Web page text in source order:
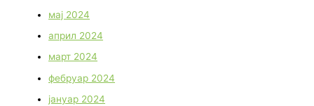
мај 2024
април 2024
март 2024
фебруар 2024
јануар 2024